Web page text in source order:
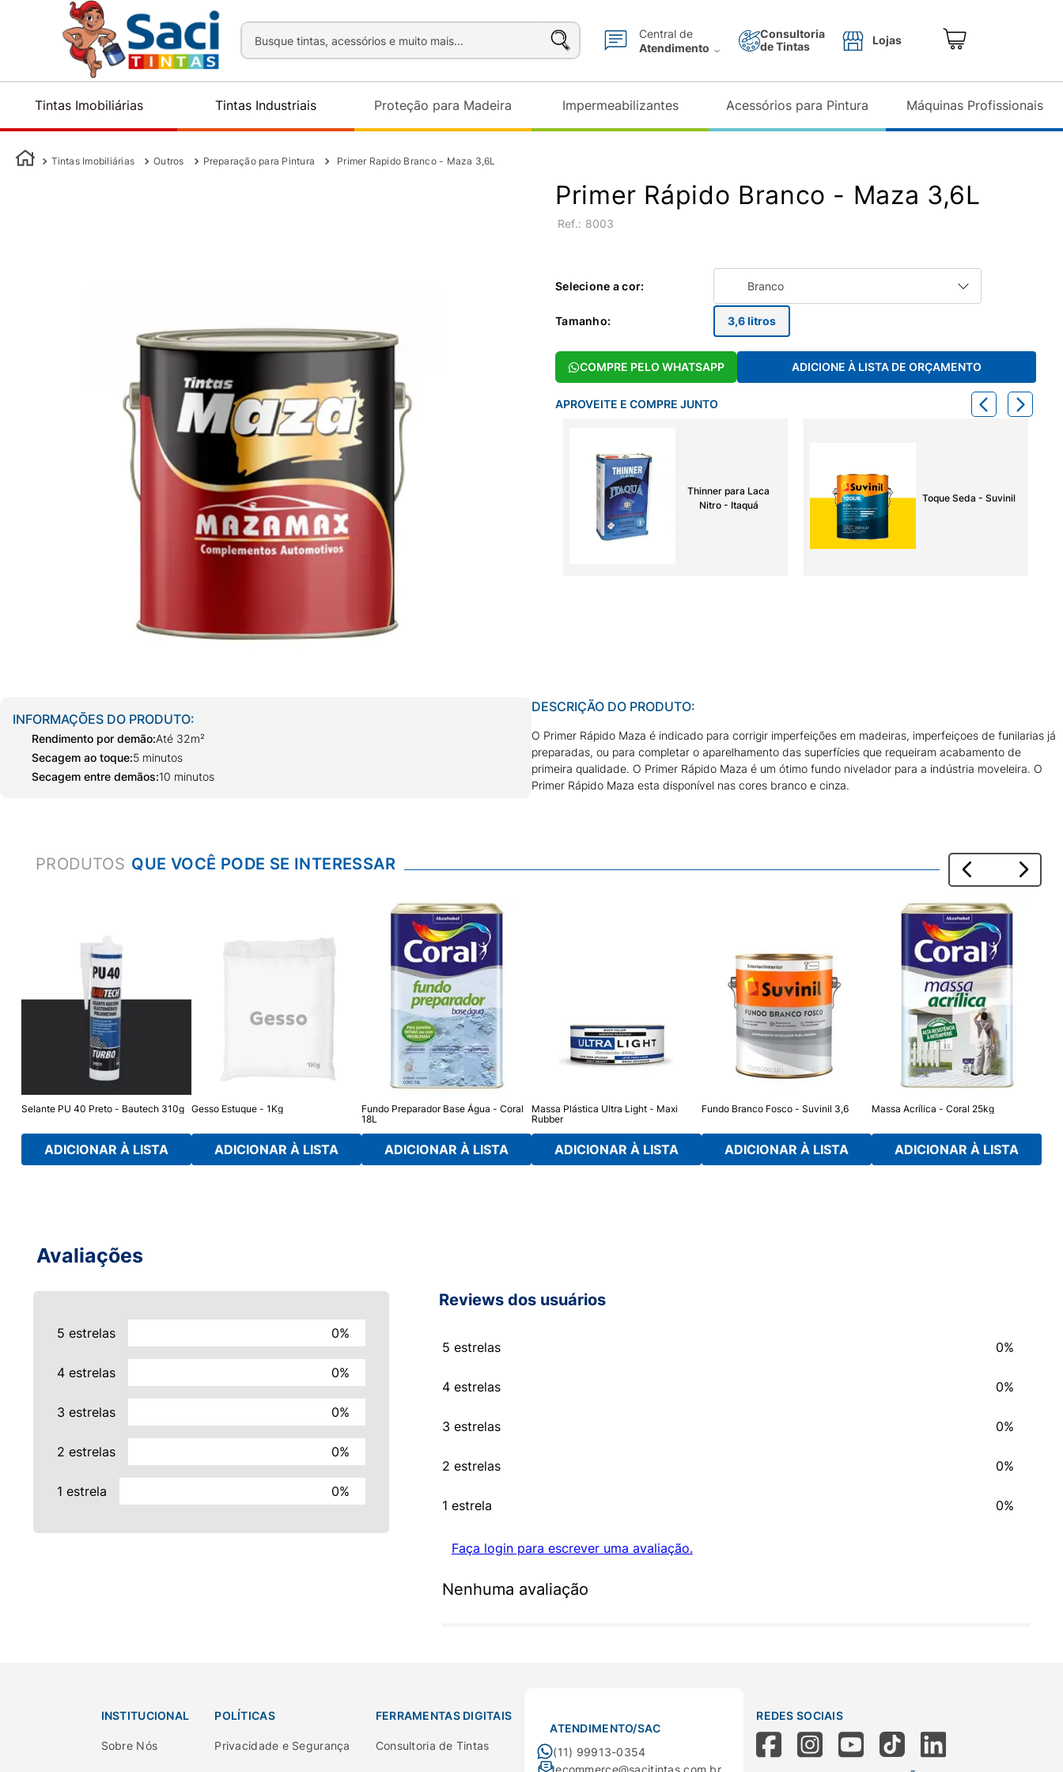
Busque tintas, acessórios e muito mais...
Central de
Atendimento
Consultoria
de Tintas
Lojas
Tintas Imobiliárias Tintas Industriais Proteção para Madeira Impermeabilizantes Acessórios para Pintura Máquinas Profissionais
Tintas Imobiliárias Outros Preparação para Pintura Primer Rapido Branco - Maza 3,6L
Primer Rápido Branco - Maza 3,6L
: 8003
Selecione a cor: Branco
Tamanho: 3,6 litros
COMPRE PELO WHATSAPP ADICIONE À LISTA DE ORÇAMENTO
APROVEITE E COMPRE JUNTO
Thinner para Laca
Nitro - Itaquá
Toque Seda - Suvinil
INFORMAÇÕES DO PRODUTO:
Rendimento por demão:Até 32m²
Secagem ao toque:5 minutos
Secagem entre demãos:10 minutos
DESCRIÇÃO DO PRODUTO:
O Primer Rápido Maza é indicado para corrigir imperfeições em madeiras, imperfeiçoes de funilarias já
preparadas, ou para completar o aparelhamento das superfícies que requeiram acabamento de
primeira qualidade. O Primer Rápido Maza é um ótimo fundo nivelador para a indústria moveleira. O
Primer Rápido Maza esta disponível nas cores branco e cinza.
PRODUTOS
Selante PU 40 Preto - Bautech 310g
ADICIONAR À LISTA
Gesso Estuque - 1Kg
ADICIONAR À LISTA
Fundo Preparador Base Água - Coral
18L
ADICIONAR À LISTA
Massa Plástica Ultra Light - Maxi
Rubber
ADICIONAR À LISTA
Fundo Branco Fosco - Suvinil 3,6
ADICIONAR À LISTA
Massa Acrílica - Coral 25kg
ADICIONAR À LISTA
Avaliações
5 estrelas 0%
4 estrelas 0%
3 estrelas 0%
2 estrelas 0%
1 estrela 0%
Reviews dos usuários
5 estrelas 0%
4 estrelas 0%
3 estrelas 0%
2 estrelas 0%
1 estrela 0%
Faça login para escrever uma avaliação.
Nenhuma avaliação
INSTITUCIONAL
Sobre Nós
POLÍTICAS
Privacidade e Segurança
FERRAMENTAS DIGITAIS
Consultoria de Tintas
ATENDIMENTO/SAC
(11) 99913-0354
ecommerce@sacitintas.com.br
REDES SOCIAIS